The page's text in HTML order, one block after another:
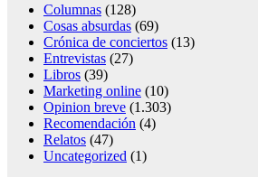
Columnas (128)
Cosas absurdas (69)
Crónica de conciertos (13)
Entrevistas (27)
Libros (39)
Marketing online (10)
Opinion breve (1.303)
Recomendación (4)
Relatos (47)
Uncategorized (1)